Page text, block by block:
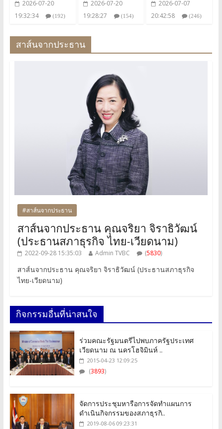
2026-07-20
19:32:34
(192)
2026-07-20
19:28:27
(154)
2026-07-07
20:42:58
(246)
สาส์นจากประธาน
#สาส์นจากประธาน
สาส์นจากประธาน คุณจริยา จิราธิวัฒน์
(ประธานสภาธุรกิจ ไทย-เวียดนาม)
2022-09-28 15:35:03 Admin TVBC (5830)
สาส์นจากประธาน คุณจริยา จิราธิวัฒน์ (ประธานสภาธุรกิจ
ไทย-เวียดนาม)
กิจกรรมอื่นที่น่าสนใจ
ร่วมคณะรัฐมนตรีไปพบภาครัฐประเทศ
เวียดนาม ณ นครโฮจิมินห์ ..
2015-04-23 12:09:25
(3893)
จัดการประชุมหารือการจัดทำแผนการ
ดำเนินกิจกรรมของสภาธุรกิ..
2019-08-06 09:23:31